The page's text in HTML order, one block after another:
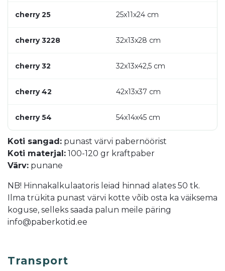
cherry 25 25x11x24 cm
cherry 3228 32x13x28 cm
cherry 32 32x13x42,5 cm
cherry 42 42x13x37 cm
cherry 54 54x14x45 cm
Koti sangad: punast värvi pabernöörist
Koti materjal: 100-120 gr kraftpaber
Värv: punane
NB! Hinnakalkulaatoris leiad hinnad alates 50 tk.
Ilma trükita punast värvi kotte võib osta ka väiksema
koguse, selleks saada palun meile päring
info@paberkotid.ee
Transport